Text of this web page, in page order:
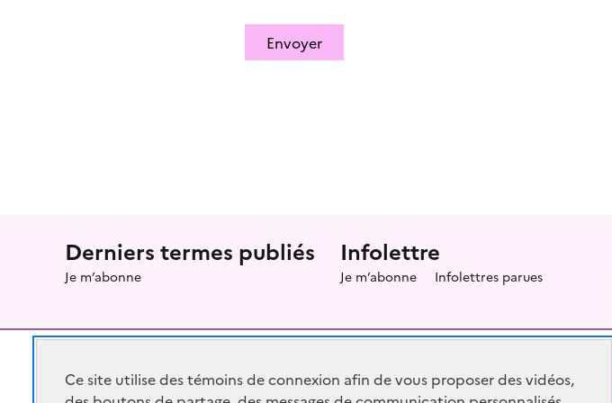
Envoyer
Menu prefooter
Derniers termes publiés
Je m’abonne
Infolettre
Je m’abonne Infolettres parues
Ce site utilise des témoins de connexion afin de vous proposer des vidéos,